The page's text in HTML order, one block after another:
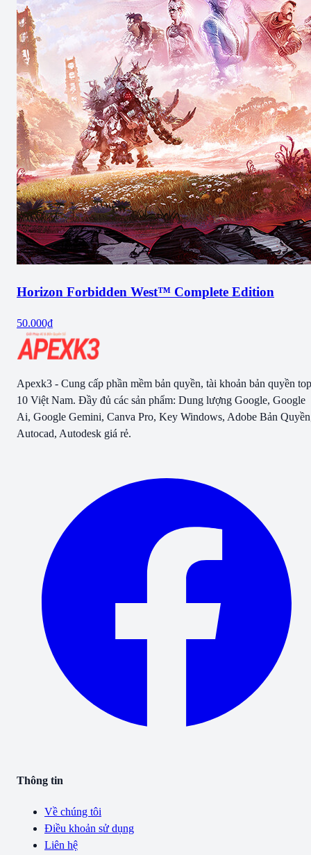
Horizon Forbidden West™ Complete Edition
50.000₫
Apexk3 - Cung cấp phần mềm bản quyền, tài khoản bản quyền top
10 Việt Nam. Đầy đủ các sản phẩm: Dung lượng Google, Google
Ai, Google Gemini, Canva Pro, Key Windows, Adobe Bản
Autocad, Autodesk giá rẻ.
Thông tin
Về chúng tôi
Điều khoản sử dụng
Liên hệ